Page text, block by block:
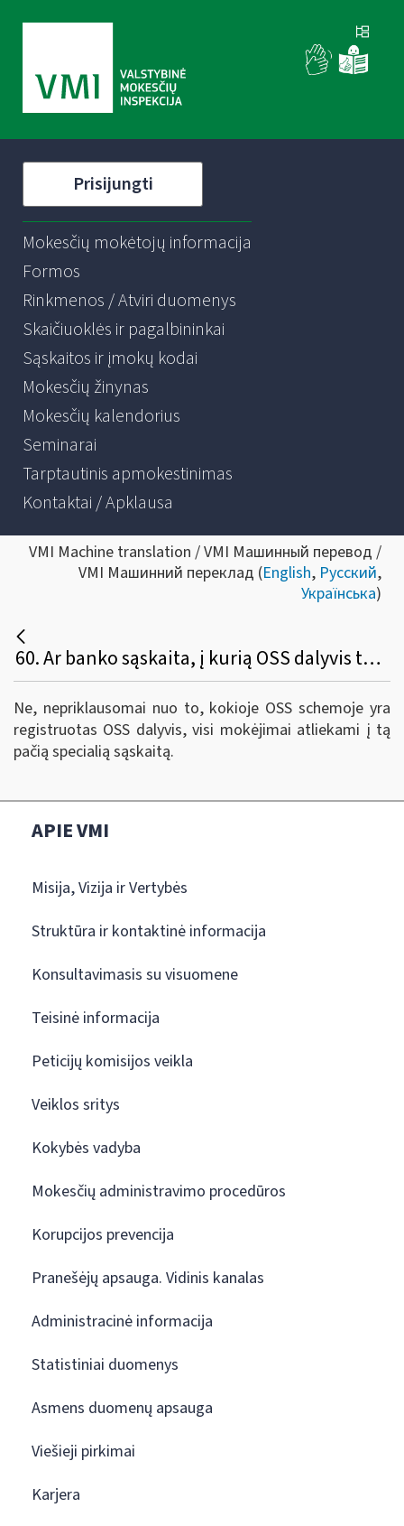
Prisijungti
Mokesčių mokėtojų informacija
Formos
Rinkmenos / Atviri duomenys
Skaičiuoklės ir pagalbininkai
Sąskaitos ir įmokų kodai
Mokesčių žinynas
Mokesčių kalendorius
Seminarai
Tarptautinis apmokestinimas
Kontaktai / Apklausa
VMI Machine translation / VMI Машинный перевод /
VMI Машинний переклад (English, Русский,
Українська)
60. Ar banko sąskaita, į kurią OSS dalyvis turi sumokėti PVM, priklauso nuo OSS naudojamos schemos?
Ne, nepriklausomai nuo to, kokioje OSS schemoje yra
registruotas OSS dalyvis, visi mokėjimai atliekami į tą
pačią specialią sąskaitą.
APIE VMI
Misija, Vizija ir Vertybės
Struktūra ir kontaktinė informacija
Konsultavimasis su visuomene
Teisinė informacija
Peticijų komisijos veikla
Veiklos sritys
Kokybės vadyba
Mokesčių administravimo procedūros
Korupcijos prevencija
Pranešėjų apsauga. Vidinis kanalas
Administracinė informacija
Statistiniai duomenys
Asmens duomenų apsauga
Viešieji pirkimai
Karjera